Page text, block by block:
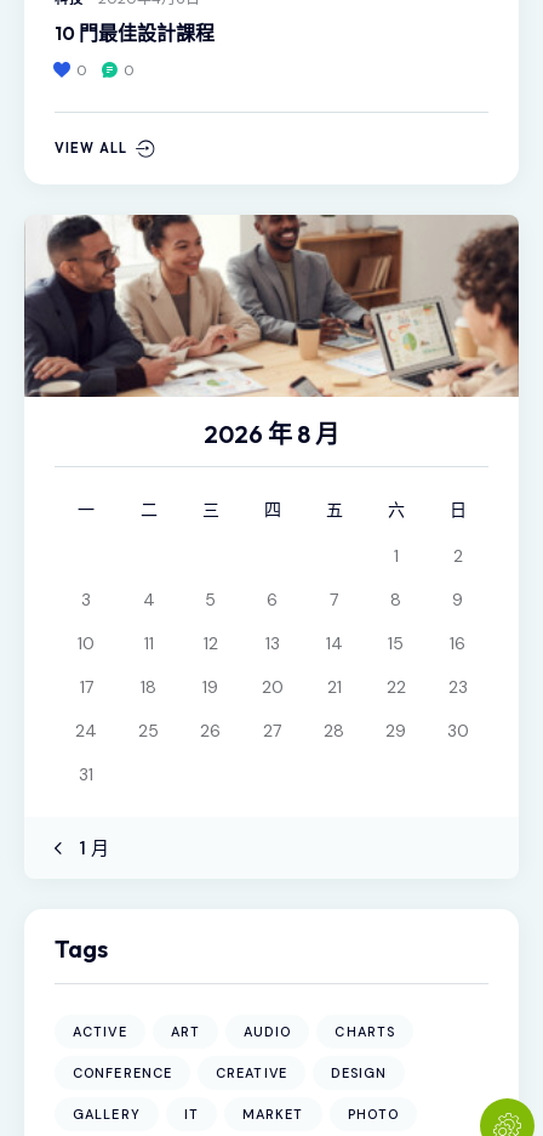
10 門最佳設計課程
0 0
VIEW ALL
2026 年 8 月
一 二 三 四 五 六 日
1
2
3
4 5 6 7 8
9
10
11 12 13 14 15
16
17
18 19 20 21 22
23
24
25 26 27 28 29
30
31
« 1 月
Tags
ACTIVE ART AUDIO CHARTS
CONFERENCE CREATIVE DESIGN
GALLERY IT MARKET PHOTO